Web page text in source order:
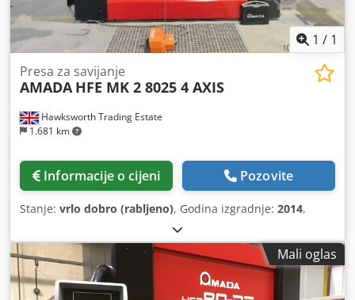
1 / 1
Hawksworth Trading Estate
1.681 km
Presa za savijanje
AMADA HFE MK 2 8025 4 AXIS
Informacije o cijeni Pozovite
Stanje: vrlo dobro (rabljeno), Godina izgradnje: 2014,
Mali oglas